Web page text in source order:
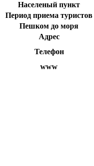
Населеный пункт
Период приема туристов
Пешком до моря
Адрес
Телефон
www